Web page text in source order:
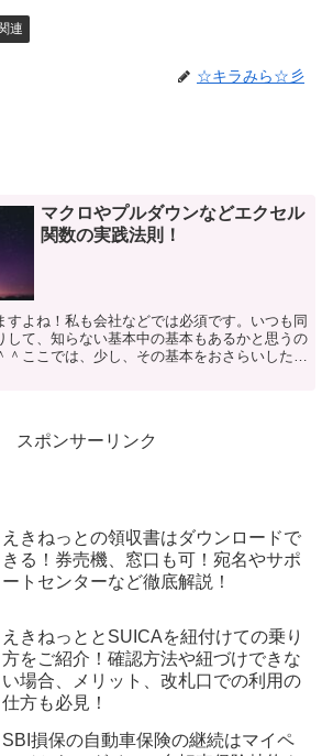
連
☆キラみら☆彡
マクロやプルダウンなどエクセル
関数の実践法則！
すよね！私も会社などでは必須です。いつも同
して、知らない基本中の基本もあるかと思うの
ここでは、少し、その基本をおさらいしたい
スポンサーリンク
えきねっとの領収書はダウンロードで
きる！券売機、窓口も可！宛名やサポ
ートセンターなど徹底解説！
えきねっととSUICAを紐付けての乗り
方をご紹介！確認方法や紐づけできな
い場合、メリット、改札口での利用の
仕方も必見！
SBI損保の自動車保険の継続はマイペ